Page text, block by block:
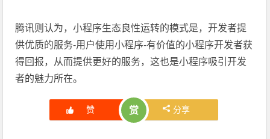
腾讯则认为，小程序生态良性运转的模式是，开发者提
供优质的服务-用户使用小程序-有价值的小程序开发者获
得回报，从而提供更好的服务，这也是小程序吸引开发
者的魅力所在。
赞 赏 分享